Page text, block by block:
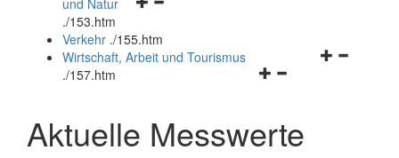
und
schließen
und Natur
./153.htm
Verkehr ./155.htm
Navigationsmenü
schließen
Wirtschaft, Arbeit und Tourismus
./157.htm
Aktuelle Messwerte